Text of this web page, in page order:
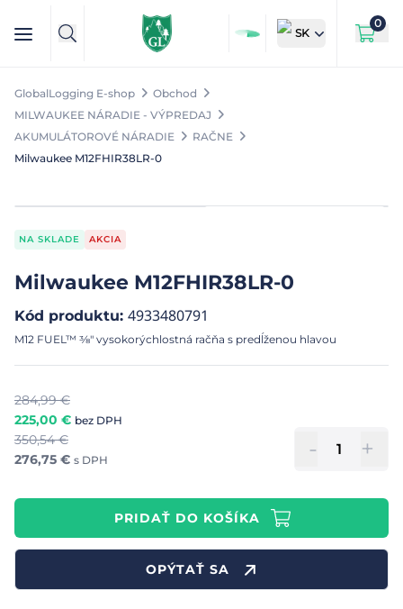
SK
0
GlobalLogging E-shop
Obchod
MILWAUKEE NÁRADIE - VÝPREDAJ
AKUMULÁTOROVÉ NÁRADIE
RAČNE
Milwaukee M12FHIR38LR-0
NA SKLADE AKCIA
Milwaukee M12FHIR38LR-0
Kód produktu: 4933480791
M12 FUEL™ ⅜″ vysokorýchlostná račňa s predĺženou hlavou
284,99€
225,00 € bez DPH
350,54€
276,75 € s DPH - +
PRIDAŤ DO KOŠÍKA
OPÝTAŤ SA